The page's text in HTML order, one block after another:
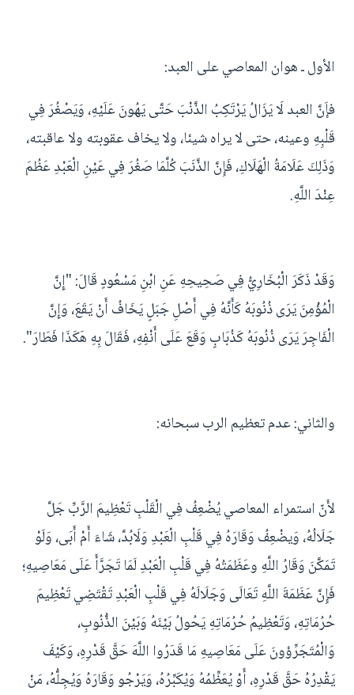
الأول ـ هوان المعاصي على العبد:
فإَنَّ العبد لَا يَزَالُ يَرْتَكِبُ الذَّنْبَ حَتَّى يَهُونَ عَلَيْهِ، وَيَصْغُرَ فِي
قَلْبِهِ وعينه، حتى لا يراه شيئا، ولا يخاف عقوبته ولا عاقبته،
وَذَلِكَ عَلَامَةُ الْهَلَاكِ، فَإِنَّ الذَّنَبَ كُلَّمَا صَغُرَ فِي عَيْنِ الْعَبْدِ عَظُمَ
عِنْدَ اللَّهِ.
وَقَدْ ذَكَرَ الْبُخَارِيُّ فِي صَحِيحِهِ عَنِ ابْنِ مَسْعُودٍ قَالَ: "إِنَّ
الْمُؤْمِنَ يَرَى ذُنُوبَهُ كَأَنَّهُ فِي أَصْلِ جَبَلٍ يَخَافُ أَنْ يَقَعَ، وَإِنَّ
الْفَاجِرَ يَرَى ذُنُوبَهُ كَذُبَابٍ وَقَعَ عَلَى أَنْفِهِ، فَقَالَ بِهِ هَكَذَا فَطَارَ".
والثاني: عدم تعظيم الرب سبحانه:
لأَنّ استمراء المعاصي يُضْعِفُ فِي الْقَلْبِ تَعْظِيمَ الرَّبِّ جَلَّ
جَلَالُهُ، وَيضْعِفُ وَقَارَهُ فِي قَلْبِ الْعَبْدِ وَلَابُدَّ، شَاءَ أَمْ أَبَى، وَلَوْ
تَمَكَّنَ وَقَارُ اللَّهِ وعَظَمَتُهُ فِي قَلْبِ الْعَبْدِ لَمَا تَجَرَّأَ عَلَى مَعَاصِيهِ؛
فَإِنَّ عَظَمَةَ اللَّهِ تَعَالَى وَجَلَالَهُ فِي قَلْبِ الْعَبْدِ تَقْتَضِي تَعْظِيمَ
حُرُمَاتِهِ، وَتَعْظِيمُ حُرُمَاتِهِ يَحُولُ بَيْنَهُ وَبَيْنَ الذُّنُوبِ،
وَالْمُتَجَرِّؤونَ عَلَى مَعَاصِيهِ مَا قَدَرُوا اللَّهَ حَقَّ قَدْرِهِ، وَكَيْفَ
يَقْدِرُهُ حَقَّ قَدْرِهِ، أَوْ يُعَظِّمُهُ وَيُكَبِّرُهُ، وَيَرْجُو وَقَارَهُ وَيُجِلُّهُ، مَنْ